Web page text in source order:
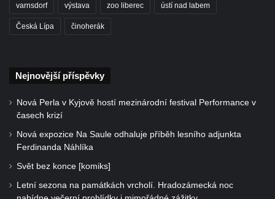
varnsdorf výstava zoo liberec ústí nad labem
Česká Lípa činoherák
Nejnovější příspěvky
Nová Perla v Kyjově hostí mezinárodní festival Performance v
časech krizí
Nová expozice Na Saule odhaluje příběh lesního adjunkta
Ferdinanda Náhlíka
Svět bez konce [komiks]
Letní sezona na památkách vrcholí. Hradozámecká noc